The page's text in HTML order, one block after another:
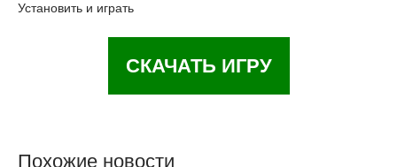
Установить и играть
СКАЧАТЬ ИГРУ
Похожие новости